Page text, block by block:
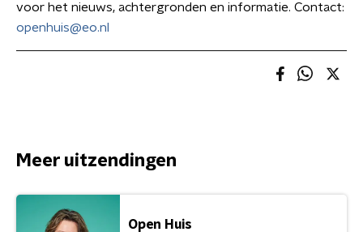
voor het nieuws, achtergronden en informatie. Contact:
openhuis@eo.nl
Meer uitzendingen
Open Huis